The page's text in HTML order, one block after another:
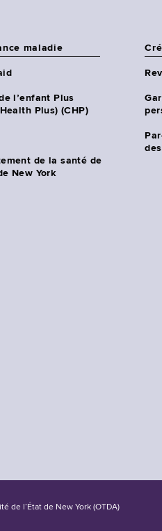
maladie
l’enfant Plus
Plus) (CHP)
de la santé de
New York
de l’État de New York (OTDA)